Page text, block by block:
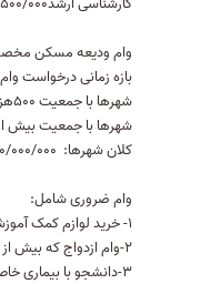
وام ودیعه مسکن
بازه زمانی درخواست وام: 1403/7/1 الی 1403/
شهرها با جمعیت 500هزار و کمتر: 100/000/000تومان
شهرها با جمعیت بیش از 500هزار نفر 150/000/
کلان شهرها: 200/000/000تومان
وام ضروری شامل:
1- خرید لوازم کمک آموزشی شامل موبایل ولپ تاپ و....
2-وام ازدواج که بیش از یکسال نگذشته باشد.
3-دانشجو با بیماری خاص